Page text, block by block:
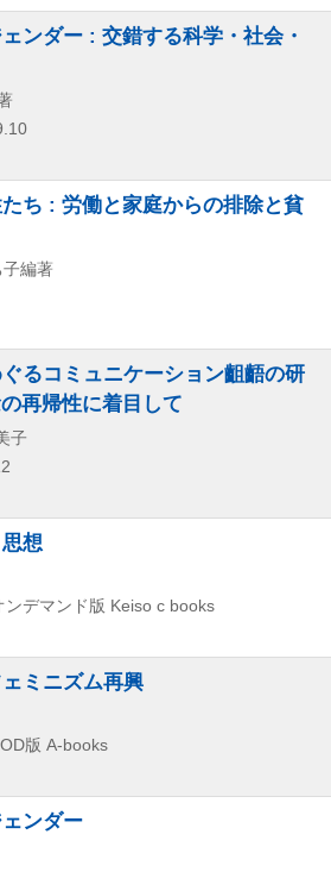
ンダー : 交錯する科学・社会・
ち : 労働と家庭からの排除と貧
編著
るコミュニケーション齟齬の研
再帰性に着目して
子
想
ンデマンド版 Keiso c books
ミニズム再興
版 A-books
ンダー